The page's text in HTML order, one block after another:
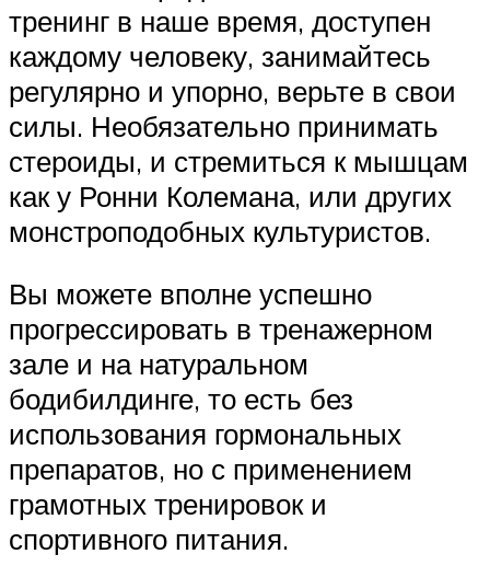
тренинг в наше время, доступен
каждому человеку, занимайтесь
регулярно и упорно, верьте в свои
силы. Необязательно принимать
стероиды, и стремиться к мышцам
как у Ронни Колемана, или других
монстроподобных культуристов.
Вы можете вполне успешно
прогрессировать в тренажерном
зале и на натуральном
бодибилдинге, то есть без
использования гормональных
препаратов, но с применением
грамотных тренировок и
спортивного питания.